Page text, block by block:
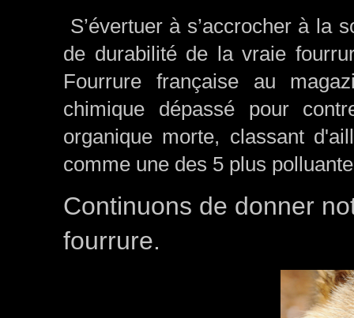
S’évertuer à s’accrocher à la
de durabilité de la vraie
Fourrure française au
chimique dépassé pour
organique morte, classant
comme une des 5 plus
Continuons de donner
fourrure.